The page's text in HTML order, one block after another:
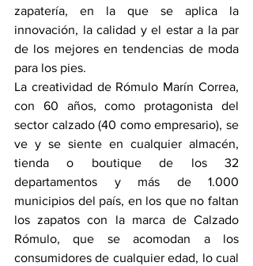
zapatería, en la que se aplica la
innovación, la calidad y el estar a la par
de los mejores en tendencias de moda
para los pies.
La creatividad de Rómulo Marín Correa,
con 60 años, como protagonista del
sector calzado (40 como empresario), se
ve y se siente en cualquier almacén,
tienda o boutique de los 32
departamentos y más de 1.000
municipios del país, en los que no faltan
los zapatos con la marca de Calzado
Rómulo, que se acomodan a los
consumidores de cualquier edad, lo cual